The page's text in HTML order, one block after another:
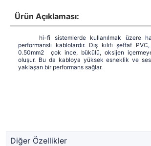
Ürün Açıklaması:
hi-fi sistemlerde kullanılmak üzere
performanslı kablolardır. Dış kılıfı şeffaf
0.50mm2 çok ince, bükülü, oksijen
oluşur. Bu da kabloya yüksek esneklik ve
yaklaşan bir performans sağlar.
Diğer Özellikler